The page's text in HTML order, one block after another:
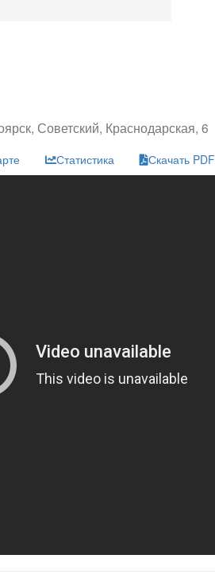
Советский, Краснодарская, 6
Статистика Скачать PDF